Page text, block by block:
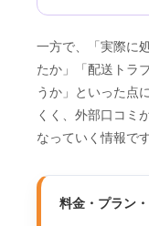
一方で、「実際に
たか」「配送トラ
うか」といった点
くく、外部口コミ
なっていく情報です
料金・プラン